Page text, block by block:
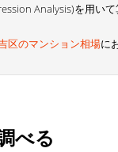
Analysis)を用い
区のマンション相場に
べる